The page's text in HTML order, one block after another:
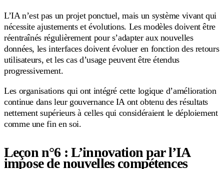
L’IA n’est pas un projet ponctuel, mais un système vivant qui
nécessite ajustements et évolutions. Les modèles doivent être
réentraînés régulièrement pour s’adapter aux nouvelles
données, les interfaces doivent évoluer en fonction des retours
utilisateurs, et les cas d’usage peuvent être étendus
progressivement.
Les organisations qui ont intégré cette logique d’amélioration
continue dans leur gouvernance IA ont obtenu des résultats
nettement supérieurs à celles qui considéraient le déploiement
comme une fin en soi.
Leçon n°6 : L’innovation par l’IA
impose de nouvelles compétences